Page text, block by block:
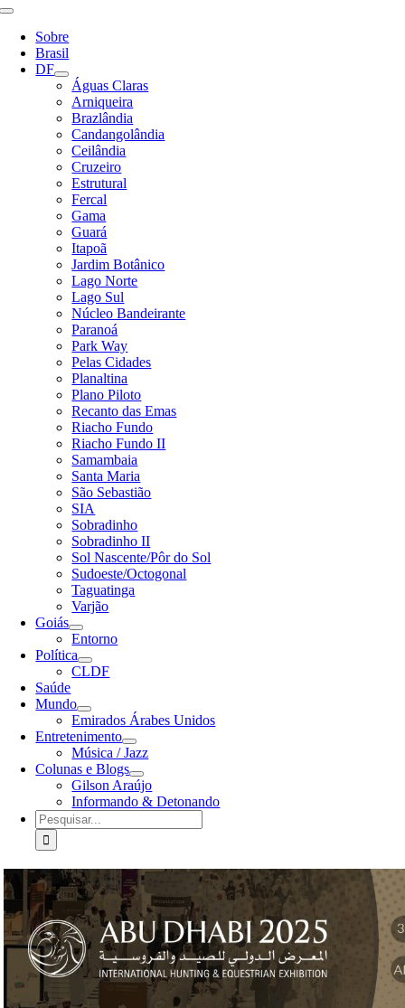
Alternar
Navegação
Sobre
Brasil
DF
Águas Claras
Arniqueira
Brazlândia
Candangolândia
Ceilândia
Cruzeiro
Estrutural
Fercal
Gama
Guará
Itapoã
Jardim Botânico
Lago Norte
Lago Sul
Núcleo Bandeirante
Paranoá
Park Way
Pelas Cidades
Planaltina
Plano Piloto
Recanto das Emas
Riacho Fundo
Riacho Fundo II
Samambaia
Santa Maria
São Sebastião
SIA
Sobradinho
Sobradinho II
Sol Nascente/Pôr do Sol
Sudoeste/Octogonal
Taguatinga
Varjão
Goiás
Entorno
Política
CLDF
Saúde
Mundo
Emirados Árabes Unidos
Entretenimento
Música / Jazz
Colunas e Blogs
Gilson Araújo
Informando & Detonando
Buscar
resultados
para: